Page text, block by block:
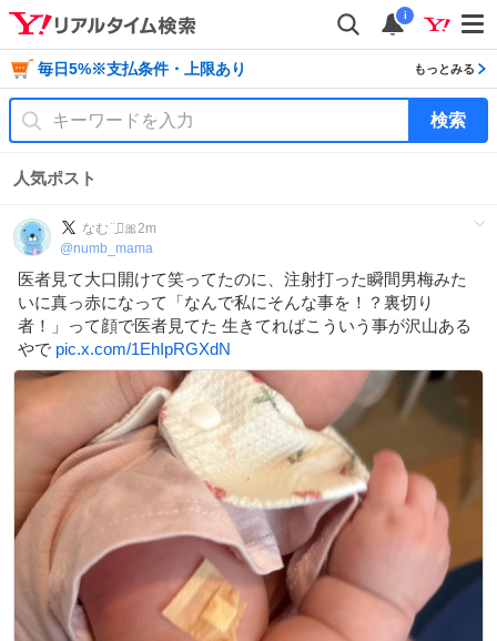
i
毎日5%※支払条件・上限あり もっとみる
検索
人気ポスト
なむ¨̮⃝🎀2m
@numb_mama
医者見て大口開けて笑ってたのに、注射打った瞬間男梅みた
いに真っ赤になって「なんで私にそんな事を！？裏切り
者！」って顔で医者見てた 生きてればこういう事が沢山ある
やで pic.x.com/1EhIpRGXdN